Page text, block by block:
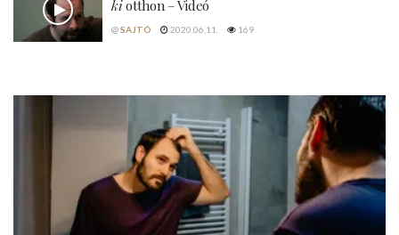
kiotthon – Videó
@SAJTÓ 2020.06.11. 169